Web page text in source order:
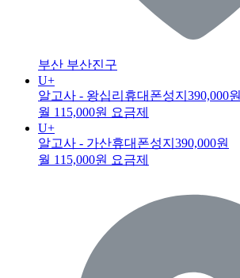
부산 부산진구
U+
알고사 - 왕십리휴대폰성지 390,000원
월 115,000원 요금제
U+
알고사 - 가산휴대폰성지 390,000원
월 115,000원 요금제